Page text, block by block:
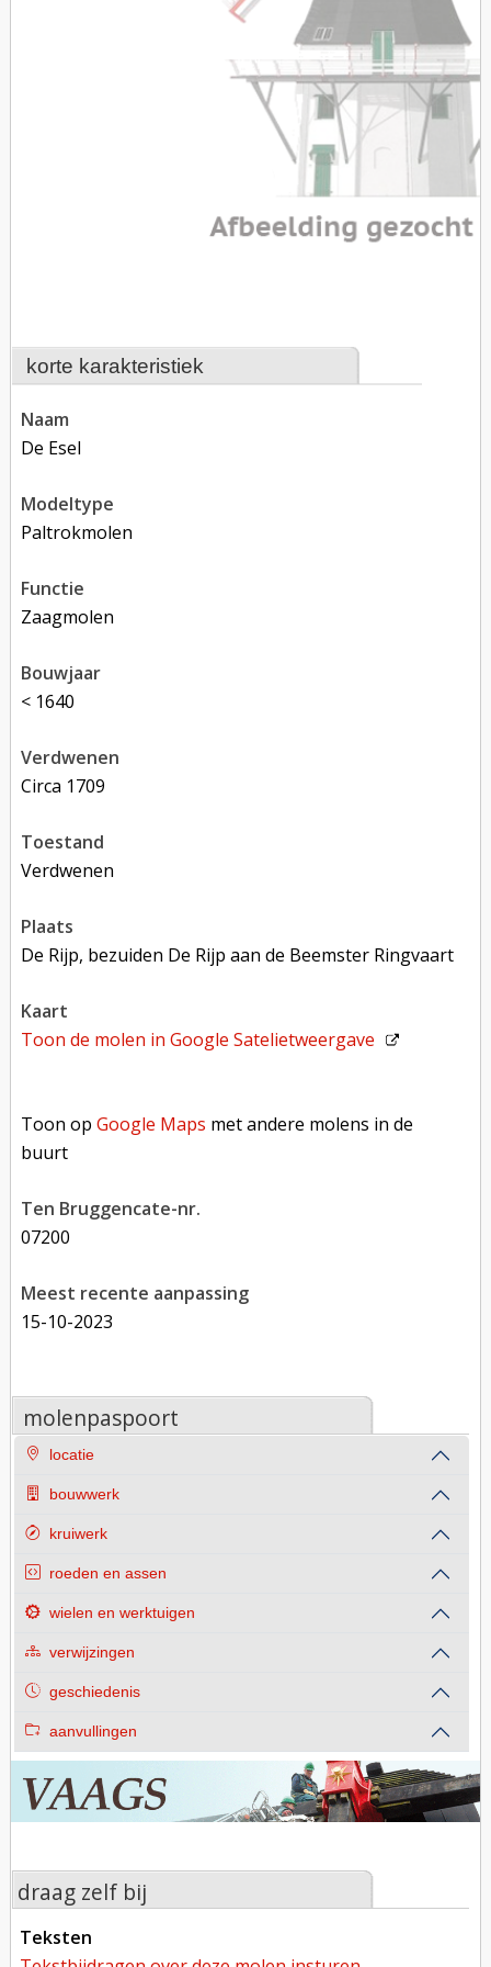
korte karakteristiek
naam
De Esel
modeltype
Paltrokmolen
functie
zaagmolen
bouwjaar
< 1640
verdwenen
circa 1709
toestand
verdwenen
plaats
De Rijp, bezuiden De Rijp aan de Beemster Ringvaart
kaart
Toon de molen inGoogle Satelietweergave
Toon opGoogle Maps met andere molens in de
buurt
Ten Bruggencate-nr.
07200
Meest recente aanpassing
15-10-2023
molenpaspoort
locatie
bouwwerk
kruiwerk
roeden en assen
wielen en werktuigen
verwijzingen
geschiedenis
aanvullingen
draag zelf bij
teksten